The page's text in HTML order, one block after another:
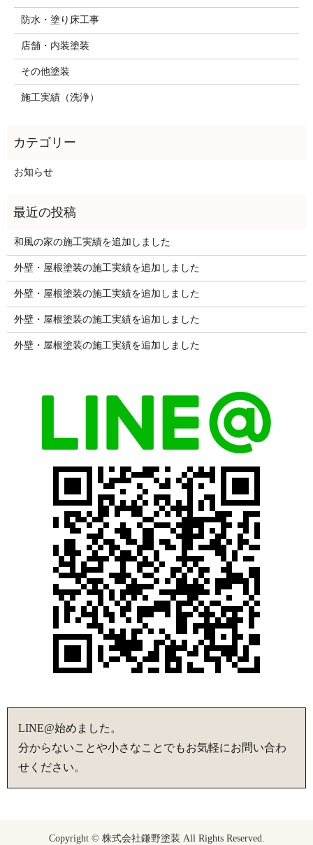
防水・塗り床工事
店舗・内装塗装
その他塗装
施工実績（洗浄）
お知らせ
和風の家の施工実績を追加しました
外壁・屋根塗装の施工実績を追加しました
外壁・屋根塗装の施工実績を追加しました
外壁・屋根塗装の施工実績を追加しました
外壁・屋根塗装の施工実績を追加しました
LINE@始めました。
分からないことや小さなことでもお気軽にお問い合わ
せください。
Copyright © 株式会社鎌野塗装 All Rights Reserved.